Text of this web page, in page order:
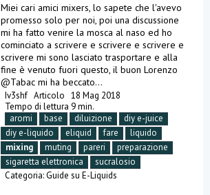
Miei cari amici mixers, lo sapete che l'avevo
promesso solo per noi, poi una discussione
mi ha fatto venire la mosca al naso ed ho
cominciato a scrivere e scrivere e scrivere e
scrivere mi sono lasciato trasportare e alla
fine è venuto fuori questo, il buon Lorenzo
@Tabac mi ha beccato...
Iv3shf Articolo 18 Mag 2018
Tempo di lettura 9 min.
aromi
base diluizione
diy e-juice
diy e-liquido
eliquid fare
liquido
mixing
muting pareri
preparazione
sigaretta elettronica
sucralosio
Categoria:Guide su E-Liquids